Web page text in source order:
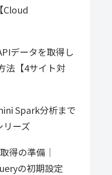
Cloud
データを取得し
法【4サイト対
Spark分析まで
リーズ
得の準備｜
の初期設定